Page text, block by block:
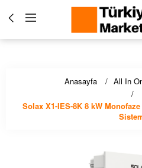
Türkiye Solar Market -
Panel, İnverter, Lityum Pil,
Hızlı
Anasayfa All In
Solax X1-IES-8K 8 kW